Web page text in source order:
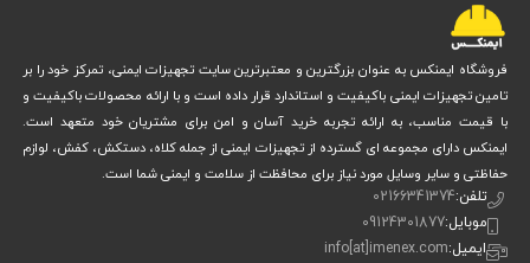
فروشگاه ایمنکس به عنوان بزرگترین و معتبرترین سایت تجهیزات ایمنی، تمرکز خود را بر
تامین تجهیزات ایمنی باکیفیت و استاندارد قرار داده است و با ارائه محصولات باکیفیت و
با قیمت مناسب، به ارائه تجربه خرید آسان و امن برای مشتریان خود متعهد است.
ایمنکس دارای مجموعه ای گسترده از تجهیزات ایمنی از جمله کلاه، دستکش، کفش، لوازم
حفاظتی و سایر وسایل مورد نیاز برای محافظت از سلامت و ایمنی شما است.
تلفن:02166341374
موبایل:09124301877
ایمیل:info[at]imenex.com